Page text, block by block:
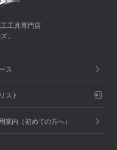
工具専門店
」
ス
スト
案内（初めての方へ）